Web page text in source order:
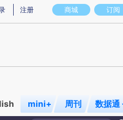
意图存在偏差。不代表财新观点和立场。
商城 订阅
注册
mini+ 周刊 数据通